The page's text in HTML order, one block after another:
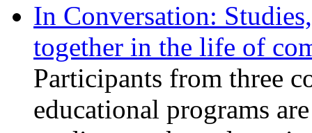
In Conversation:
together in the life of
Participants from three
educational programs